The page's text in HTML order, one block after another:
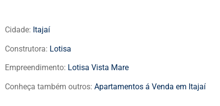
Cidade: Itajaí
Construtora: Lotisa
Empreendimento: Lotisa Vista Mare
Conheça também outros: Apartamentos á Venda em Itajaí